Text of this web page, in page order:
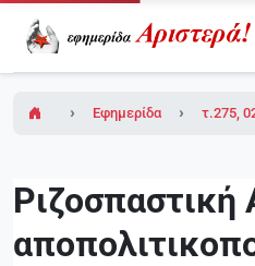
Εφημερίδα Αριστερά!
τ.275,
Ριζοσπαστική